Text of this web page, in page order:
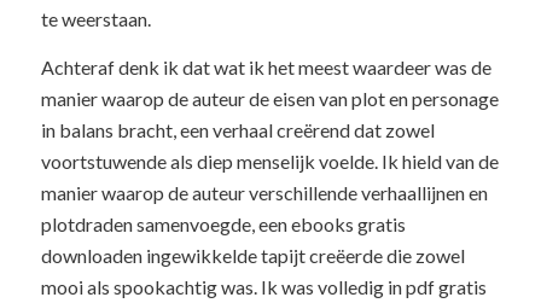
te weerstaan.
Achteraf denk ik dat wat ik het meest waardeer was de
manier waarop de auteur de eisen van plot en personage
in balans bracht, een verhaal creërend dat zowel
voortstuwende als diep menselijk voelde. Ik hield van de
manier waarop de auteur verschillende verhaallijnen en
plotdraden samenvoegde, een ebooks gratis
downloaden ingewikkelde tapijt creëerde die zowel
mooi als spookachtig was. Ik was volledig in pdf gratis